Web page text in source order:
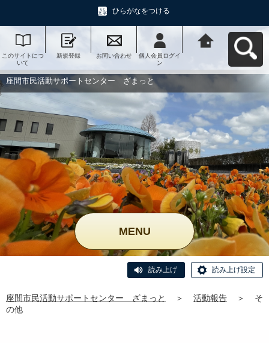
ひらがなをつける
このサイトにつ
いて
新規登録 お問い合わせ
個人会員ログイ
ン
ー ざまっとへ
座間市民活動サポートセンター ざまっと
MENU
読み上げ 読み上げ設定
座間市民活動サポートセンター ざまっと ＞ 活動報告 ＞
そ
の他